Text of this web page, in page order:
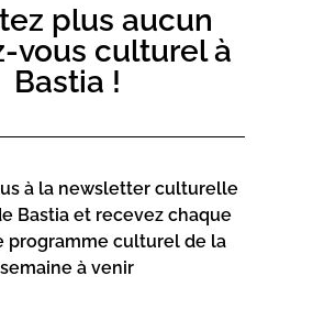
oiseaux pour des champs heureux
accompagnatrice d’installations de
sur des transats, à l’ombre des
semences du jardin, les cultures et
petit bosquet, en contrebas du
plus aucun
vous culturel à
Bastia !
à la newsletter culturelle
Bastia et recevez chaque
programme culturel de la
semaine à venir